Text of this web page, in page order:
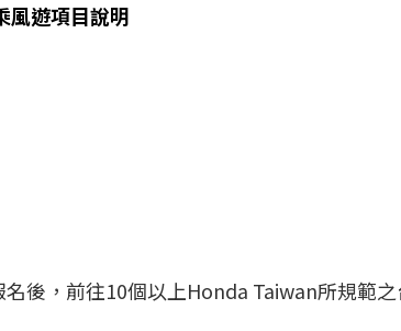
遊項目說明
後，前往10個以上Honda Taiwan所規範